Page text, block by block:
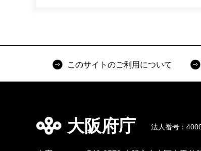
このサイトのご利用について
大阪府庁 法人番号：